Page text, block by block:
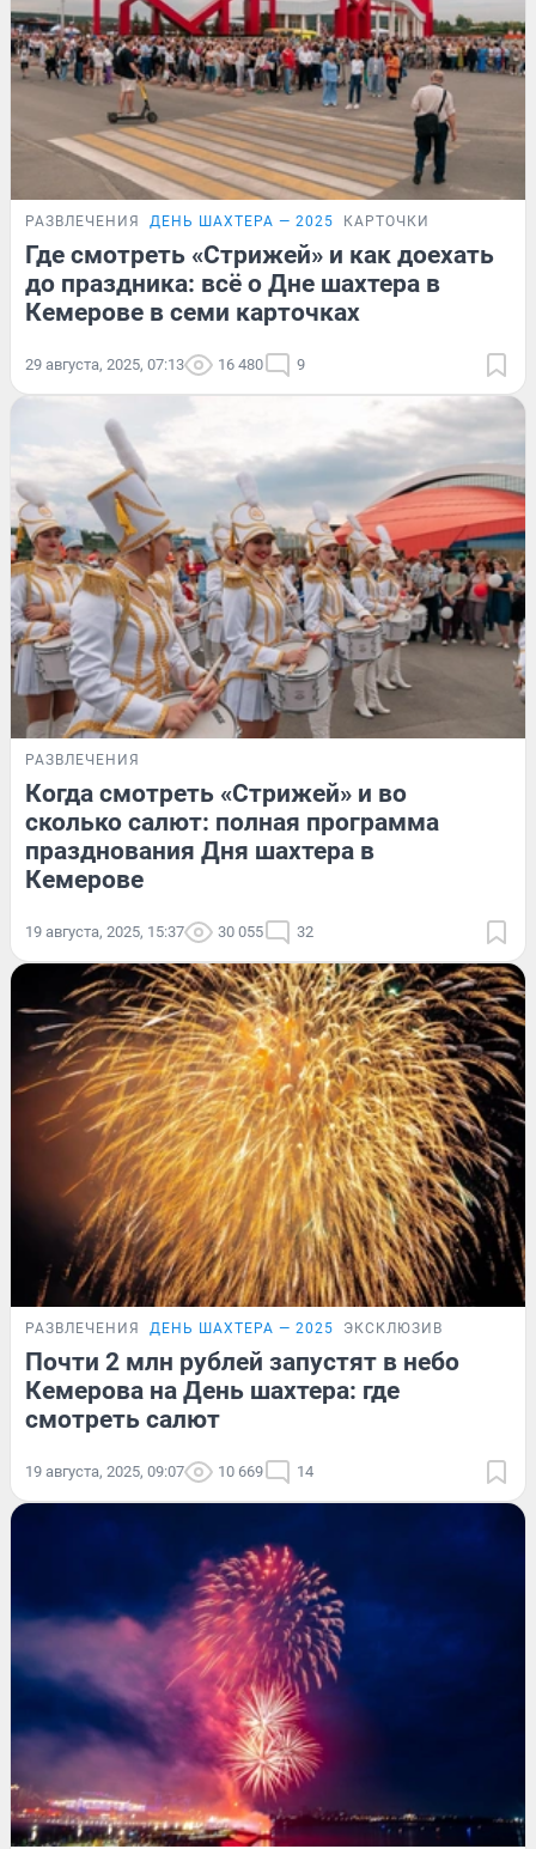
РАЗВЛЕЧЕНИЯ ДЕНЬ ШАХТЕРА — 2025 КАРТОЧКИ
Где смотреть «Стрижей» и как доехать
до праздника: всё о Дне шахтера в
Кемерове в семи карточках
29 августа, 2025, 07:13 16 480 9
РАЗВЛЕЧЕНИЯ
Когда смотреть «Стрижей» и во
сколько салют: полная программа
празднования Дня шахтера в
Кемерове
19 августа, 2025, 15:37 30 055 32
РАЗВЛЕЧЕНИЯ ДЕНЬ ШАХТЕРА — 2025 ЭКСКЛЮЗИВ
Почти 2 млн рублей запустят в небо
Кемерова на День шахтера: где
смотреть салют
19 августа, 2025, 09:07 10 669 14